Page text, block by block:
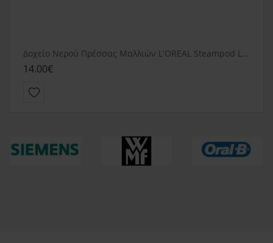
Δοχείο Νερού Πρέσσας Μαλλιών L'OREAL Steampod LP8500
14.00€